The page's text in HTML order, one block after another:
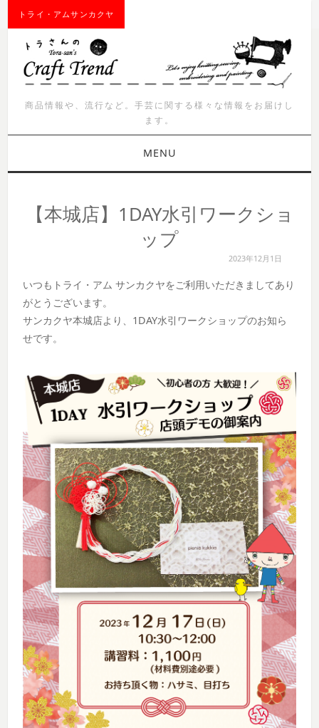
トライ・アムサンカクヤ
商品情報や、流行など。手芸に関する様々な情報をお届けし
ます。
MENU
商品紹介
ワークショップ
【本城店】1DAY水引ワークショ
ップ
2023年12月1日
いつもトライ・アム サンカクヤをご利用いただきましてあり
がとうございます。
サンカクヤ本城店より、1DAY水引ワークショップのお知ら
せです。